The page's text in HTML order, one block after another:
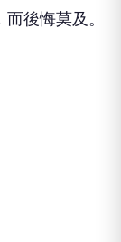
後悔莫及。